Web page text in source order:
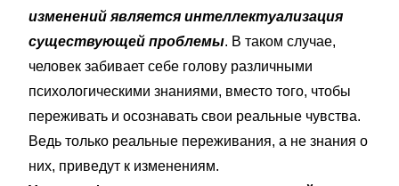
изменений является интеллектуализация
существующей проблемы. В таком случае,
человек забивает себе голову различными
психологическими знаниями, вместо того, чтобы
переживать и осознавать свои реальные чувства.
Ведь только реальные переживания, а не знания о
них, приведут к изменениям.